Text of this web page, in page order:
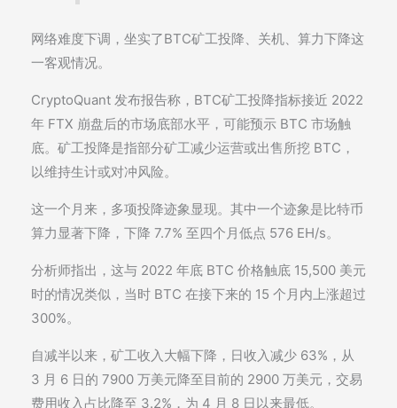
网络难度下调，坐实了BTC矿工投降、关机、算力下降这
一客观情况。
CryptoQuant 发布报告称，BTC矿工投降指标接近 2022
年 FTX 崩盘后的市场底部水平，可能预示 BTC 市场触
底。矿工投降是指部分矿工减少运营或出售所挖 BTC，
以维持生计或对冲风险。
这一个月来，多项投降迹象显现。其中一个迹象是比特币
算力显著下降，下降 7.7% 至四个月低点 576 EH/s。
分析师指出，这与 2022 年底 BTC 价格触底 15,500 美元
时的情况类似，当时 BTC 在接下来的 15 个月内上涨超过
300%。
自减半以来，矿工收入大幅下降，日收入减少 63%，从
3 月 6 日的 7900 万美元降至目前的 2900 万美元，交易
费用收入占比降至 3.2%，为 4 月 8 日以来最低。